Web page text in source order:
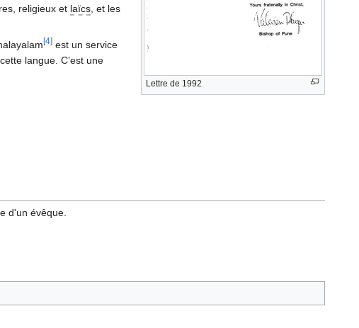
Lettre de 1992
religieux et laïcs , et les
[4] est un service
langue. C’est une
d'un évêque.